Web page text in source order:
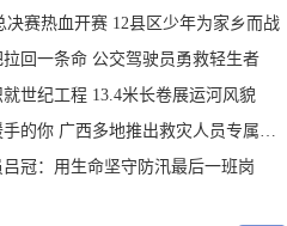
决赛热血开赛 12县区少年为家乡而战
回一条命 公交驾驶员勇救轻生者
世纪工程 13.4米长卷展运河风貌
的你 广西多地推出救灾人员专属福利
冠：用生命坚守防汛最后一班岗